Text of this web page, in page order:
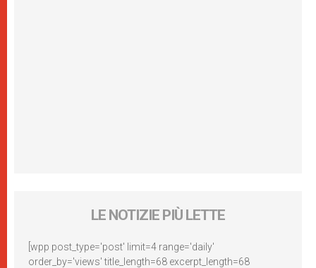
LE NOTIZIE PIÙ LETTE
[wpp post_type='post' limit=4 range='daily'
order_by='views' title_length=68 excerpt_length=68